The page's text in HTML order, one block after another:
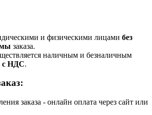
и физическими лицами без
заказа.
наличным и безналичным
с НДС.
заказа - онлайн оплата через сайт или